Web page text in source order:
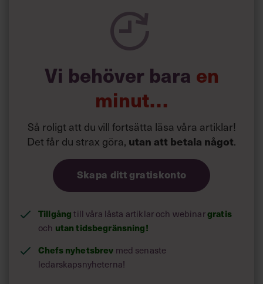
spelevink i högklackat, är hur jag brukar sammanfatta de
önskningar som svenskarna för fram i undersökningar.”
Siri Wikander: ”Led som i
början av pandemin”
Vi behöver bara en
minut…
Så roligt att du vill fortsätta läsa våra artiklar!
Det får du strax göra, utan att betala något.
Skapa ditt gratiskonto
Tillgångtill våra låsta artiklar och webinargratis
och utan tidsbegränsning!
Chefs nyhetsbrev med senaste
ledarskapsnyheterna!